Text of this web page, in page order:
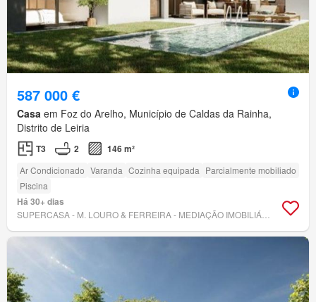
587 000 €
Casa em Foz do Arelho, Município de Caldas da Rainha,
Distrito de Leiria
T3 2 146 m²
Ar Condicionado Varanda Cozinha equipada Parcialmente mobiliado
Piscina
Há 30+ dias